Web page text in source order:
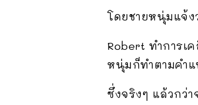
โดยชายหนุ่มแจ้ง
Robert ทำการ
หนุ่มก็ทำตามคำแ
ซึ่งจริงๆ แล้วกว่